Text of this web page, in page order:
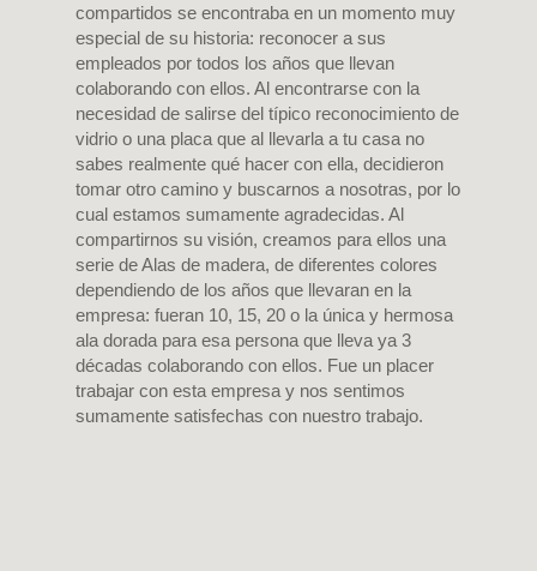
compartidos se encontraba en un momento muy
especial de su historia: reconocer a sus
empleados por todos los años que llevan
colaborando con ellos. Al encontrarse con la
necesidad de salirse del típico reconocimiento de
vidrio o una placa que al llevarla a tu casa no
sabes realmente qué hacer con ella, decidieron
tomar otro camino y buscarnos a nosotras, por lo
cual estamos sumamente agradecidas. Al
compartirnos su visión, creamos para ellos una
serie de Alas de madera, de diferentes colores
dependiendo de los años que llevaran en la
empresa: fueran 10, 15, 20 o la única y hermosa
ala dorada para esa persona que lleva ya 3
décadas colaborando con ellos. Fue un placer
trabajar con esta empresa y nos sentimos
sumamente satisfechas con nuestro trabajo.